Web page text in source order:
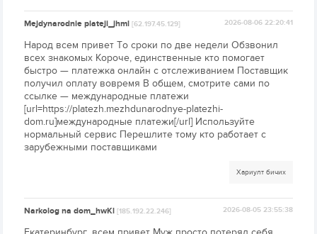
Mejdynarodnie plateji_jhml[62.197.45.129] 2026-08-06 22:20:41
Народ всем привет То сроки по две недели Обзвонил
всех знакомых Короче, единственные кто помогает
быстро — платежка онлайн с отслеживанием Поставщик
получил оплату вовремя В общем, смотрите сами по
ссылке — международные платежи
[url=https://platezh.mezhdunarodnye-platezhi-
dom.ru]международные платежи[/url] Используйте
нормальный сервис Перешлите тому кто работает с
зарубежными поставщиками
Хариулт бичих
Narkolog na dom_hwKl[185.192.22.246] 2026-08-05 23:55:38